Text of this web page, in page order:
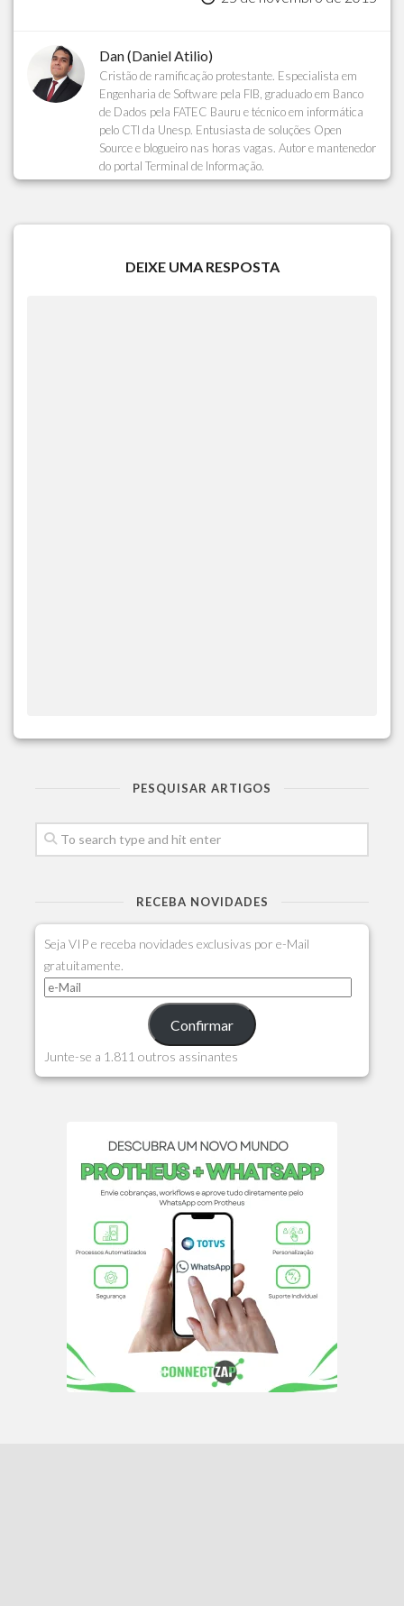
Dan (Daniel Atilio)
Cristão de ramificação protestante. Especialista em
Engenharia de Software pela FIB, graduado em Banco
de Dados pela FATEC Bauru e técnico em informática
pelo CTI da Unesp. Entusiasta de soluções Open
Source e blogueiro nas horas vagas. Autor e mantenedor
do portal Terminal de Informação.
DEIXE UMA RESPOSTA
PESQUISAR ARTIGOS
RECEBA NOVIDADES
Seja VIP e receba novidades exclusivas por e-Mail
gratuitamente.
Confirmar
Junte-se a 1.811 outros assinantes